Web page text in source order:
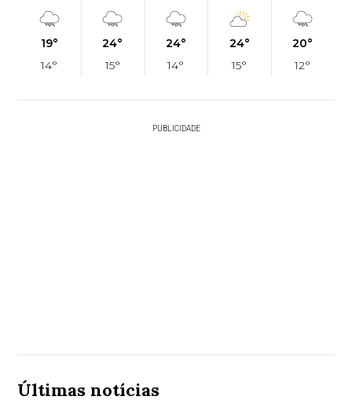
19°
14°
24°
15°
24°
14°
24°
15°
20°
12°
PUBLICIDADE
Últimas notícias